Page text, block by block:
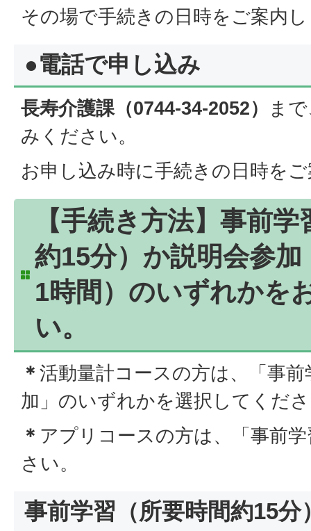
その場で手続きの日時をご案内
●電話で申し込み
長寿介護課（0744-34-2052）
ま
みください。​
お申し込み時に手続きの日時を
【手続き方法】事前
約15分）か説明会参加
1時間）のいずれかを
い。
＊ 活動量計コースの方は、「事
加」のいずれかを選択してくだ
＊ アプリコースの方は、「事前
さい。
事前学習（所要時間約15分